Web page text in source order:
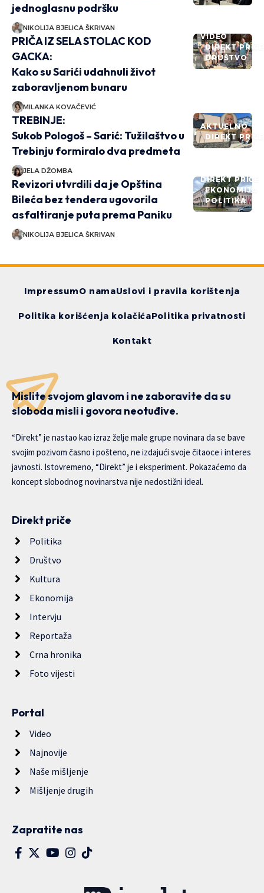
jednoglasnu podršku
NIKOLIJA BJELICA ŠKRIVAN
VIDEO
DIREKT PRIČE
DRUŠTVO
PRIČA IZ SELA STOLAC KOD
GACKA:
Kako su Sarići udahnuli život
zaboravljenom bunaru
MILANKA KOVAČEVIĆ
AKTUELNO
DIREKT PRIČE
TREBINJE:
Sukob Pologoš – Sarić: Tužilaštvo u
Trebinju formiralo dva predmeta
JELA DŽOMBA
DIREKT PRIČE
EKONOMIJA
POLITIKA
Revizori utvrdili da je Opština
Bileća bez tendera ugovorila
asfaltiranje puta prema Paniku
NIKOLIJA BJELICA ŠKRIVAN
ImpressumO namaUslovi i pravila korištenja
Politika korišćenja kolačićaPolitika privatnosti
Kontakt
Mislite svojom glavom i ne zaboravite da su
sloboda misli i govora neotuđive.
“Direkt” je nastao kao izraz želje male grupe novinara da se bave
svojim pozivom časno i pošteno, ne izdajući svoje čitaoce i interes
javnosti. Istovremeno, “Direkt” je i eksperiment. Pokazaćemo da
koncept slobodnog novinarstva nije nedostižni ideal.
Direkt priče
Politika
Društvo
Kultura
Ekonomija
Intervju
Reportaža
Crna hronika
Foto vijesti
Portal
Video
Najnovije
Naše mišljenje
Mišljenje drugih
Zapratite nas